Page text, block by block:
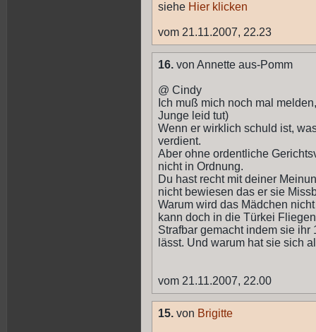
siehe Hier klicken
vom 21.11.2007, 22.23
16. von Annette aus-Pomm
@ Cindy
Ich muß mich noch mal
Junge leid tut)
Wenn er wirklich schuld ist,
verdient.
Aber ohne ordentliche
nicht in Ordnung.
Du hast recht mit deiner
nicht bewiesen das er sie
Warum wird das Mädchen
kann doch in die Türkei
Strafbar gemacht indem sie
lässt. Und warum hat sie sich
vom 21.11.2007, 22.00
15. von Brigitte